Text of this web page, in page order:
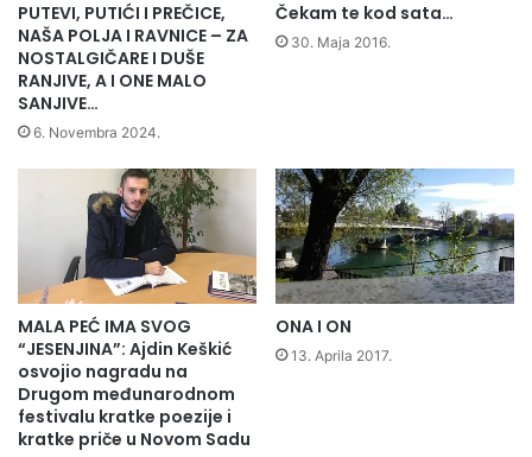
PUTEVI, PUTIĆI I PREČICE,
NAŠA POLJA I RAVNICE – ZA
NOSTALGIČARE I DUŠE
RANJIVE, A I ONE MALO
SANJIVE…
6. Novembra 2024.
Čekam te kod sata…
30. Maja 2016.
MALA PEĆ IMA SVOG
“JESENJINA”: Ajdin Keškić
osvojio nagradu na
Drugom međunarodnom
festivalu kratke poezije i
kratke priče u Novom Sadu
ONA I ON
13. Aprila 2017.